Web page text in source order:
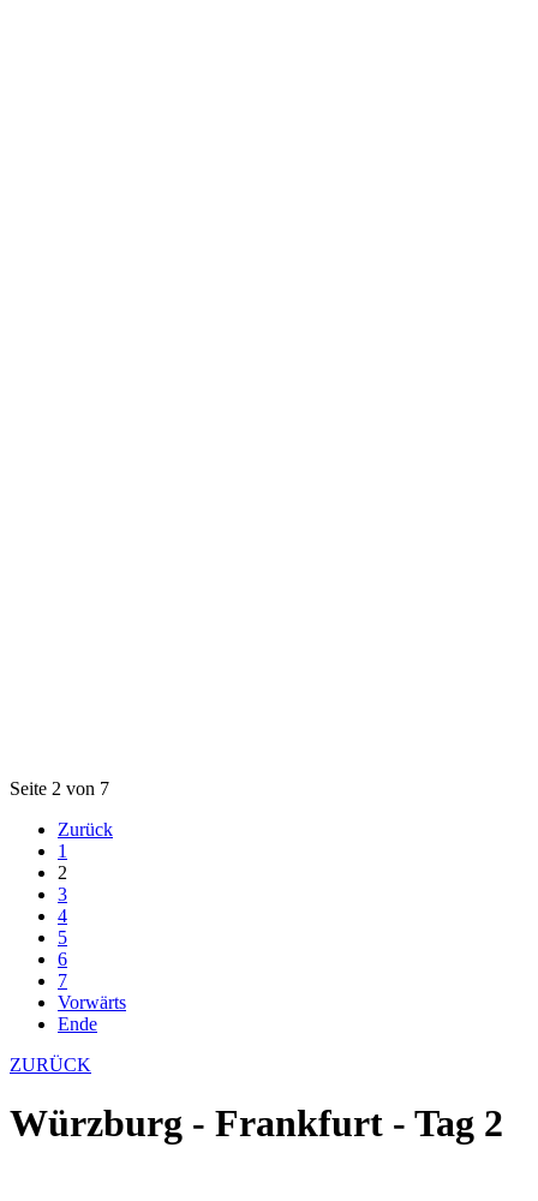
Seite 2 von 7
Zurück
1
2
3
4
5
6
7
Vorwärts
Ende
ZURÜCK
Würzburg - Frankfurt - Tag 2